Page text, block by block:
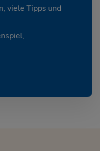
viele Tipps und